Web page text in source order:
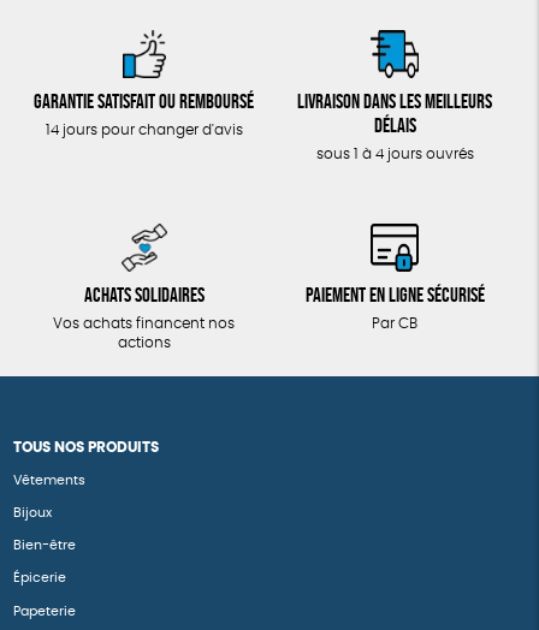
Garantie satisfait ou remboursé
14 jours pour changer d'avis
Livraison dans les meilleurs
délais
sous 1 à 4 jours ouvrés
Achats solidaires
Vos achats financent nos
actions
Paiement en ligne sécurisé
Par CB
TOUS NOS PRODUITS
Vêtements
Bijoux
Bien-être
Épicerie
Papeterie